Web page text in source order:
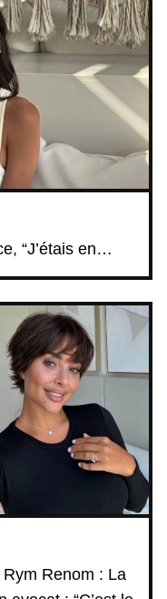
“J’étais en…
Renom : La